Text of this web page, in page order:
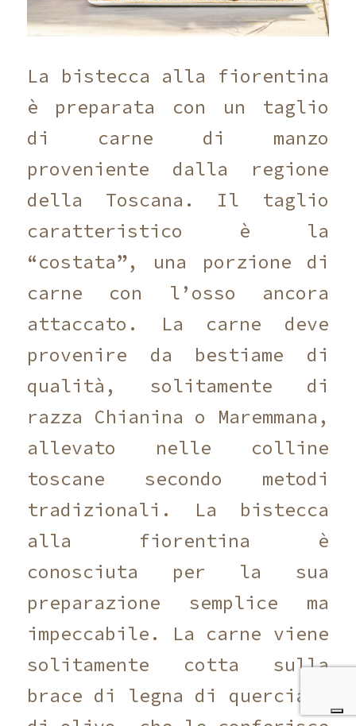
La bistecca alla fiorentina
è preparata con un taglio
di carne di manzo
proveniente dalla regione
della Toscana. Il taglio
caratteristico è la
“costata”, una porzione di
carne con l’osso ancora
attaccato. La carne deve
provenire da bestiame di
qualità, solitamente di
razza Chianina o Maremmana,
allevato nelle colline
toscane secondo metodi
tradizionali. La bistecca
alla fiorentina è
conosciuta per la sua
preparazione semplice ma
impeccabile. La carne viene
solitamente cotta sulla
brace di legna di quercia o